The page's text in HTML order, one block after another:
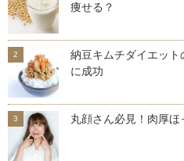
痩せる？
納豆キムチダイエッ
に成功
丸顔さん必見！肉厚